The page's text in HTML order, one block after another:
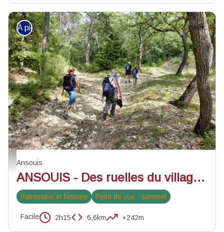
Sentier de la Colline des Pâtis - ©Dominique Denais - PNR Luberon
À pied
Ansouis
ANSOUIS - Des ruelles du village à la forêt des Pâtis
Patrimoine et histoire Point de vue - sommet
Facile 2h15 6,6km +242m